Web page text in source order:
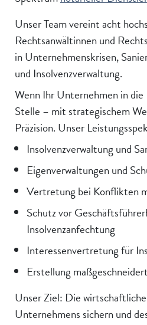
Unser Team vereint acht
Rechtsanwältinnen und
in Unternehmenskrisen,
und Insolvenzverwaltung.
Wenn Ihr Unternehmen in die
Stelle – mit strategischem
Präzision. Unser
Insolvenzverwaltung und
Eigenverwaltungen und
Vertretung bei Konflikten
Schutz vor
Insolvenzanfechtung
Interessenvertretung für
Erstellung
Unser Ziel: Die
Unternehmens sichern und